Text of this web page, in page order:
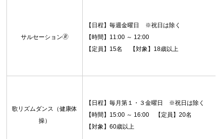
サルセーション🄬
【日程】毎週金曜日 ※祝日は除く
【時間】11:00 ～ 12:00
【定員】15名 【対象】18歳以上
歌リズムダンス（健康体
操）
【日程】毎月第１・３金曜日 ※祝日は除く
【時間】15:00 ～ 16:00 【定員】20名
【対象】60歳以上